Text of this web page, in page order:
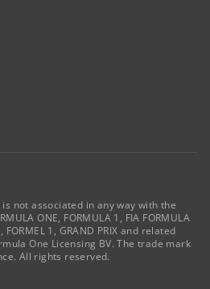
not associated in any way with the
ONE, FORMULA 1, FIA FORMULA
FORMEL 1, GRAND PRIX and related
One Licensing BV. The trade mark
All rights reserved.